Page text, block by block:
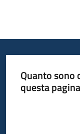
Quanto sono
questa